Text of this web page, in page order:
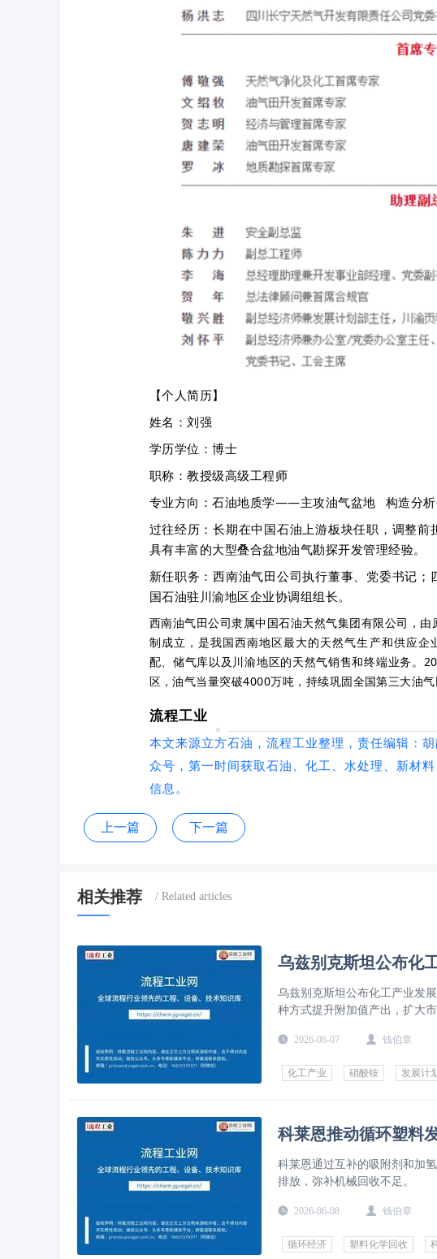
【个人简历】
姓名：刘强
学历学位：博士
职称：教授级高级工程师
专业方向：石油地质学——主攻油气盆地
构造分
过往经历：长期在中国石油上游板块任职，调整前
具有丰富的大型叠合盆地油气勘探开发管理经验。
新任职务：西南油气田公司执行董事、党委书记
国石油驻川渝地区企业协调组组长。
西南油气田公司隶属中国石油天然气集团有限公司，
制成立，是我国西南地区最大的天然气生产和供应
配、储气库以及川渝地区的天然气销售和终端业务。
区，油气当量突破4000万吨，持续巩固全国第三大油气
流程工业
本文来源立方石油，流程工业整理，责任编辑：
众号，第一时间获取石油、化工、水处理、新材
信息。
上一篇 下一篇
相关推荐
乌兹别克斯坦公布化
乌兹别克斯坦公布化工产业发
种方式提升附加值产出，扩大市
2026-06-07 钱伯章
化工产业 硝酸铵 发展计
科莱恩推动循环塑料
科莱恩通过互补的吸附剂和加
排放，弥补机械回收不足。
2026-06-08 钱伯章
循环经济 塑料化学回收